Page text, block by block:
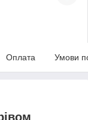
Оплата Умови